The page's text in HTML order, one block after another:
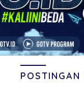
POSTINGAN